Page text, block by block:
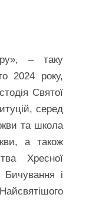
– таку
2024 року,
Святої
серед
та школа
а також
Хресної
Бичування і